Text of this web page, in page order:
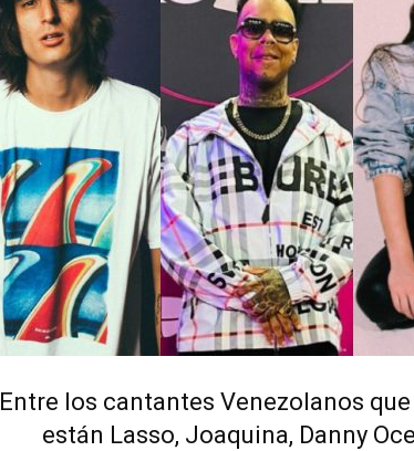
Entre los cantantes Venezolanos
están Lasso, Joaquina, Danny